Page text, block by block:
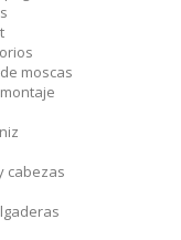
moscas
cabezas